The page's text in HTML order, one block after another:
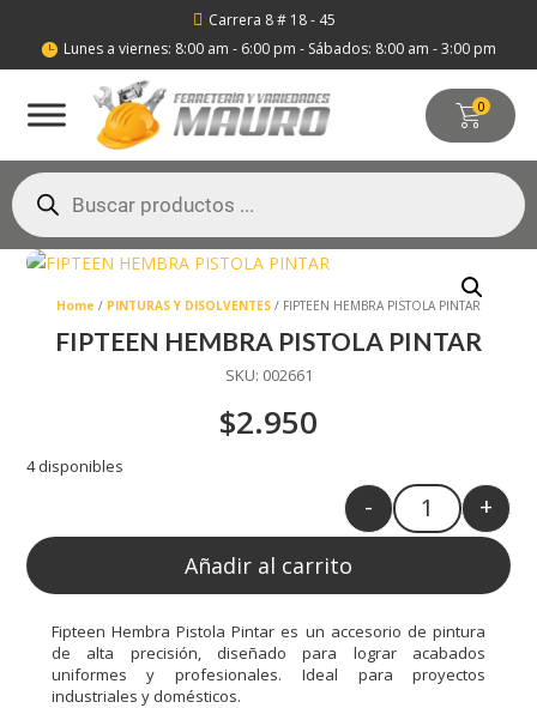
 Carrera 8 # 18 - 45
 Lunes a viernes: 8:00 am - 6:00 pm - Sábados: 8:00 am - 3:00 pm
0
Búsqueda
de
productos
Home / PINTURAS Y DISOLVENTES / FIPTEEN HEMBRA PISTOLA PINTAR
FIPTEEN HEMBRA PISTOLA PINTAR
SKU: 002661
$2.950
4 disponibles
Quantity
- +
Añadir al carrito
Fipteen Hembra Pistola Pintar es un accesorio de pintura
de alta precisión, diseñado para lograr acabados
uniformes y profesionales. Ideal para proyectos
industriales y domésticos.